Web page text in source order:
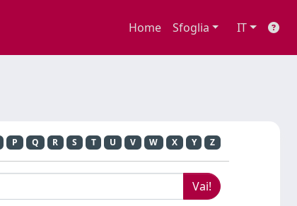
Home Sfoglia IT
P Q R S T U V W X Y Z